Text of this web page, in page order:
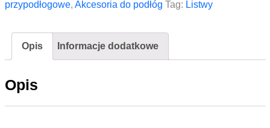
listwy
Arbiton
2
przypodłogowe, Akcesoria do podłóg Tag: Listwy
Opis Informacje dodatkowe
Opis